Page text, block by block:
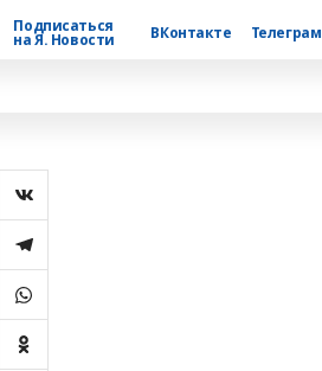
Подписаться
на Я. Новости ВКонтакте Телеграм